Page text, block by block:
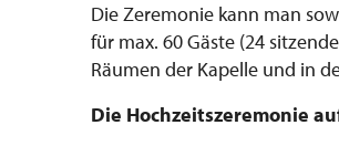
Die Zeremonie kann man
für max. 60 Gäste (24
Räumen der Kapelle und in
Die Hochzeitszeremonie